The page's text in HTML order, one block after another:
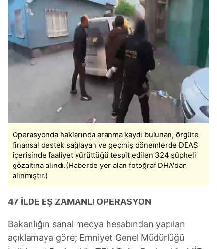
Operasyonda haklarında aranma kaydı bulunan, örgüte
finansal destek sağlayan ve geçmiş dönemlerde DEAŞ
içerisinde faaliyet yürüttüğü tespit edilen 324 şüpheli
gözaltına alındı.(Haberde yer alan fotoğraf DHA'dan
alınmıştır.)
47 İLDE EŞ ZAMANLI OPERASYON
Bakanlığın sanal medya hesabından yapılan
açıklamaya göre; Emniyet Genel Müdürlüğü